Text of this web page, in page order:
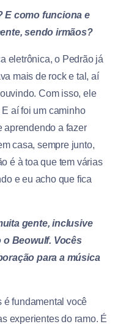
E como funciona e
sendo irmãos?
eletrônica, o Pedrão já
mais de rock e tal, aí
Com isso, ele
aí foi um caminho
aprendendo a fazer
casa, sempre junto,
é à toa que tem várias
e eu acho que fica
gente, inclusive
Beowulf. Vocês
para a música
é fundamental você
experientes do ramo. É